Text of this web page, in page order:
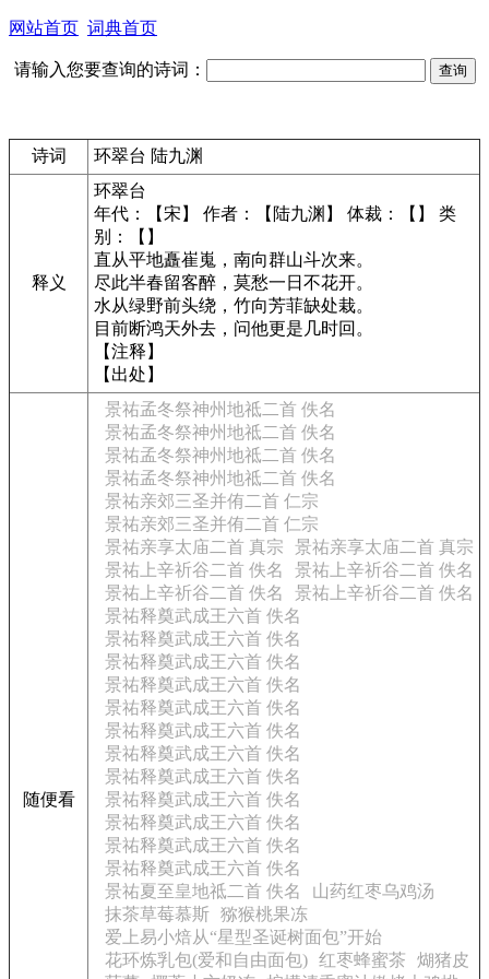
网站首页 词典首页
请输入您要查询的诗词：
诗词 环翠台 陆九渊
释义
环翠台
年代：【宋】 作者：【陆九渊】 体裁：【】 类
别：【】
直从平地矗崔嵬，南向群山斗次来。
尽此半春留客醉，莫愁一日不花开。
水从绿野前头绕，竹向芳菲缺处栽。
目前断鸿天外去，问他更是几时回。
【注释】
【出处】
随便看
景祐孟冬祭神州地祗二首 佚名
景祐孟冬祭神州地祗二首 佚名
景祐孟冬祭神州地祗二首 佚名
景祐孟冬祭神州地祗二首 佚名
景祐亲郊三圣并侑二首 仁宗
景祐亲郊三圣并侑二首 仁宗
景祐亲享太庙二首 真宗
景祐亲享太庙二首 真宗
景祐上辛祈谷二首 佚名
景祐上辛祈谷二首 佚名
景祐上辛祈谷二首 佚名
景祐上辛祈谷二首 佚名
景祐释奠武成王六首 佚名
景祐释奠武成王六首 佚名
景祐释奠武成王六首 佚名
景祐释奠武成王六首 佚名
景祐释奠武成王六首 佚名
景祐释奠武成王六首 佚名
景祐释奠武成王六首 佚名
景祐释奠武成王六首 佚名
景祐释奠武成王六首 佚名
景祐释奠武成王六首 佚名
景祐释奠武成王六首 佚名
景祐释奠武成王六首 佚名
景祐夏至皇地祗二首 佚名
山药红枣乌鸡汤
抹茶草莓慕斯 猕猴桃果冻
爱上易小焙从“星型圣诞树面包”开始
花环炼乳包(爱和自由面包) 红枣蜂蜜茶
煳猪皮